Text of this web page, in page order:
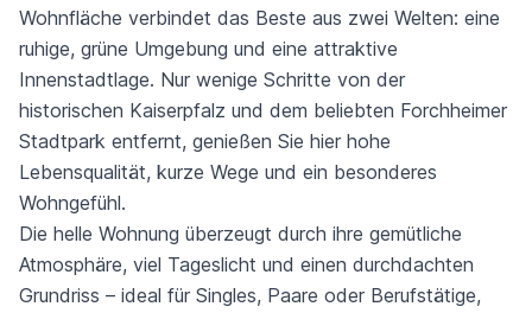
Wohnfläche verbindet das Beste aus zwei Welten: eine
ruhige, grüne Umgebung und eine attraktive
Innenstadtlage. Nur wenige Schritte von der
historischen Kaiserpfalz und dem beliebten Forchheimer
Stadtpark entfernt, genießen Sie hier hohe
Lebensqualität, kurze Wege und ein besonderes
Wohngefühl.
Die helle Wohnung überzeugt durch ihre gemütliche
Atmosphäre, viel Tageslicht und einen durchdachten
Grundriss – ideal für Singles, Paare oder Berufstätige,